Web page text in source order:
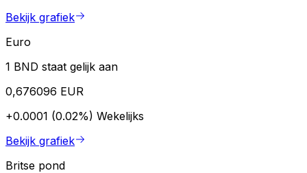
Bekijk grafiek
Euro
1 BND staat gelijk aan
0,676096 EUR
+0.0001 (0.02%) Wekelijks
Bekijk grafiek
Britse pond